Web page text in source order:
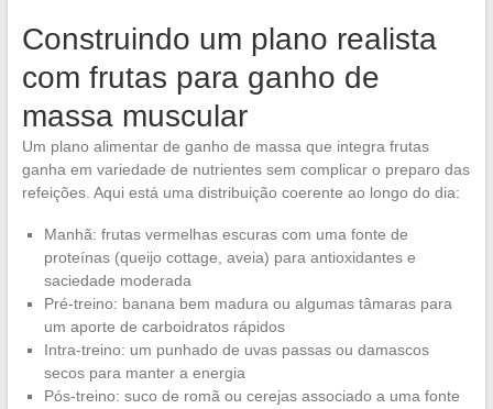
Construindo um plano realista
com frutas para ganho de
massa muscular
Um plano alimentar de ganho de massa que integra frutas
ganha em variedade de nutrientes sem complicar o preparo das
refeições. Aqui está uma distribuição coerente ao longo do dia:
Manhã: frutas vermelhas escuras com uma fonte de
proteínas (queijo cottage, aveia) para antioxidantes e
saciedade moderada
Pré-treino: banana bem madura ou algumas tâmaras para
um aporte de carboidratos rápidos
Intra-treino: um punhado de uvas passas ou damascos
secos para manter a energia
Pós-treino: suco de romã ou cerejas associado a uma fonte